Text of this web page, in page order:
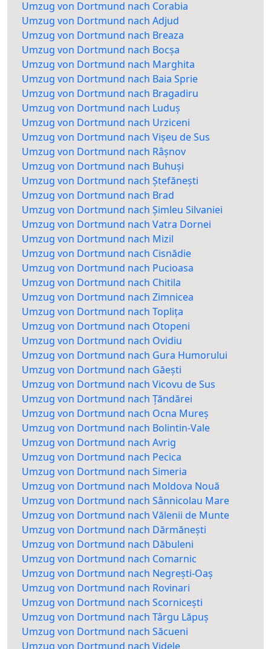
Umzug von Dortmund nach Corabia
Umzug von Dortmund nach Adjud
Umzug von Dortmund nach Breaza
Umzug von Dortmund nach Bocșa
Umzug von Dortmund nach Marghita
Umzug von Dortmund nach Baia Sprie
Umzug von Dortmund nach Bragadiru
Umzug von Dortmund nach Luduș
Umzug von Dortmund nach Urziceni
Umzug von Dortmund nach Vișeu de Sus
Umzug von Dortmund nach Râșnov
Umzug von Dortmund nach Buhuși
Umzug von Dortmund nach Ștefănești
Umzug von Dortmund nach Brad
Umzug von Dortmund nach Șimleu Silvaniei
Umzug von Dortmund nach Vatra Dornei
Umzug von Dortmund nach Mizil
Umzug von Dortmund nach Cisnădie
Umzug von Dortmund nach Pucioasa
Umzug von Dortmund nach Chitila
Umzug von Dortmund nach Zimnicea
Umzug von Dortmund nach Toplița
Umzug von Dortmund nach Otopeni
Umzug von Dortmund nach Ovidiu
Umzug von Dortmund nach Gura Humorului
Umzug von Dortmund nach Găești
Umzug von Dortmund nach Vicovu de Sus
Umzug von Dortmund nach Țăndărei
Umzug von Dortmund nach Ocna Mureș
Umzug von Dortmund nach Bolintin-Vale
Umzug von Dortmund nach Avrig
Umzug von Dortmund nach Pecica
Umzug von Dortmund nach Simeria
Umzug von Dortmund nach Moldova Nouă
Umzug von Dortmund nach Sânnicolau Mare
Umzug von Dortmund nach Vălenii de Munte
Umzug von Dortmund nach Dărmănești
Umzug von Dortmund nach Dăbuleni
Umzug von Dortmund nach Comarnic
Umzug von Dortmund nach Negrești-Oaș
Umzug von Dortmund nach Rovinari
Umzug von Dortmund nach Scornicești
Umzug von Dortmund nach Târgu Lăpuș
Umzug von Dortmund nach Săcueni
Umzug von Dortmund nach Videle